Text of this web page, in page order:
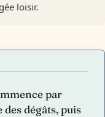
loisir.
par
dégâts, puis